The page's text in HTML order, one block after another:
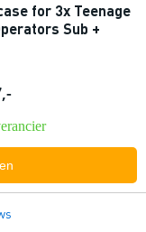
for 3x Teenage
Sub +